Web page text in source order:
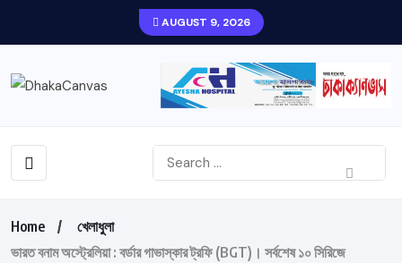
AUGUST 9, 2026
Home
খেলাধুলা
ভারত বনাম অস্ট্রেলিয়া : বর্ডার গাভাস্কার ট্রফি (BGT)। সর্বশেষ ১০ সিরিজে